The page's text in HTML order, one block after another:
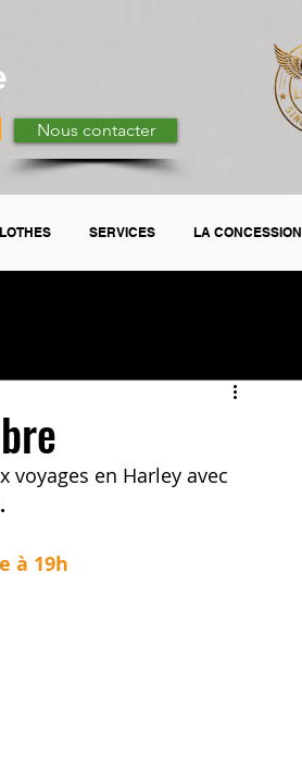
Nous contacter
SERVICES LA CONCESSION
voyages en Harley avec
à 19h